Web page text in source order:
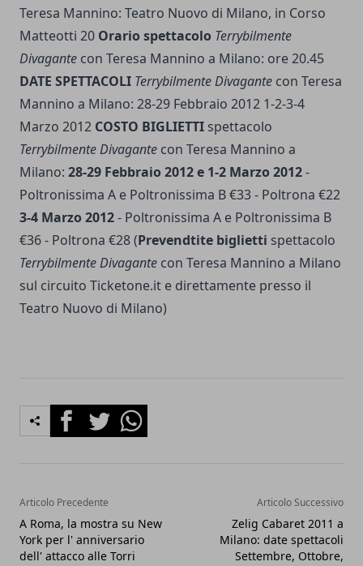
Teresa Mannino: Teatro Nuovo di Milano, in Corso
Matteotti 20 Orario spettacolo Terrybilmente
Divagante con Teresa Mannino a Milano: ore 20.45
DATE SPETTACOLI Terrybilmente Divagante con Teresa
Mannino a Milano: 28-29 Febbraio 2012 1-2-3-4
Marzo 2012 COSTO BIGLIETTI spettacolo
Terrybilmente Divagante con Teresa Mannino a
Milano: 28-29 Febbraio 2012 e 1-2 Marzo 2012-
Poltronissima A e Poltronissima B €33 - Poltrona €22
3-4 Marzo 2012- Poltronissima A e Poltronissima B
€36 - Poltrona €28 (Prevendtite biglietti spettacolo
Terrybilmente Divagante con Teresa Mannino a Milano
sul circuito Ticketone.it e direttamente presso il
Teatro Nuovo di Milano)
FacebookTwitterWhatsapp
Articolo Precedente
A Roma, la mostra su New
York per l' anniversario
dell' attacco alle Torri
Articolo Successivo
Zelig Cabaret 2011 a
Milano: date spettacoli
Settembre, Ottobre,